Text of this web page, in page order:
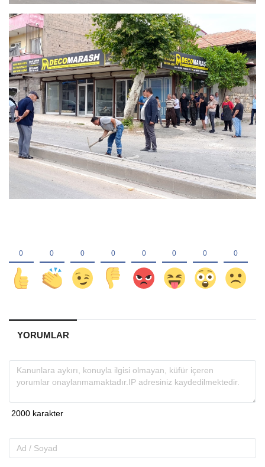
YORUMLAR